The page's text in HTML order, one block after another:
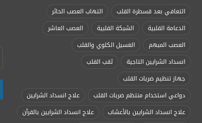
التعافي بعد قسطرة القلب
التهاب العصب الحائر
الدعامة القلبية
الشبكة القلبية
العصب العاشر
العصب المبهم
الغسيل الكلوي والقلب
انسداد الشرايين التاجية
ثقب القلب
جهاز تنظيم ضربات القلب
دواعي استخدام منتظم ضربات القلب
علاج انسداد الشرايين
علاج انسداد الشرايين بالأعشاب
علاج انسداد الشرايين بالقرآن